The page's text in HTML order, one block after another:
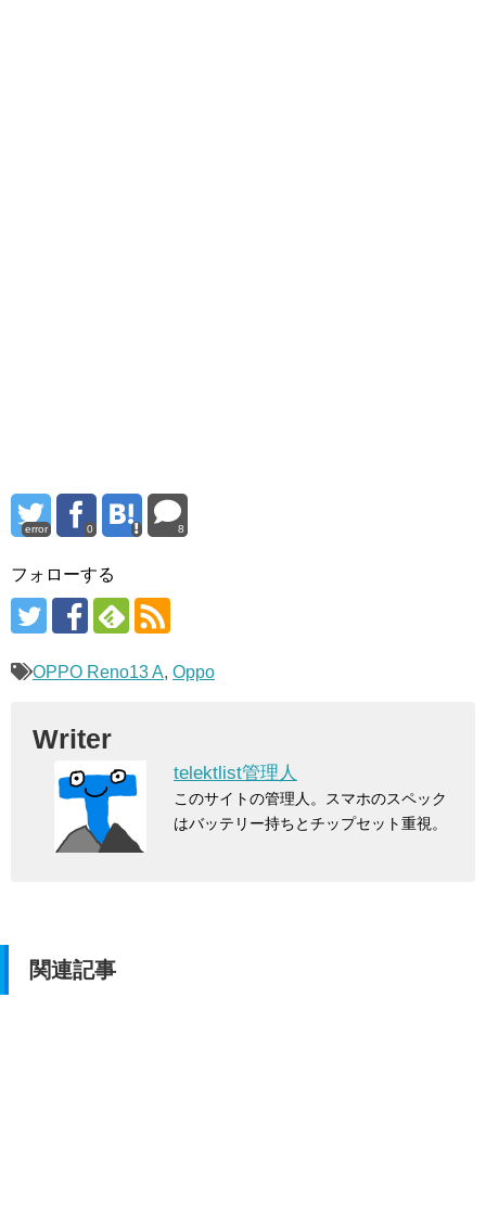
error 0 8
フォローする
OPPO Reno13 A, Oppo
Writer
telektlist管理人
このサイトの管理人。スマホのスペック
はバッテリー持ちとチップセット重視。
関連記事